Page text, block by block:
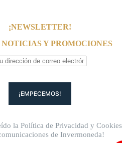
¡NEWSLETTER!
Y PROMOCIONES
laPolítica de Privacidad yCookies
de Invermoneda!